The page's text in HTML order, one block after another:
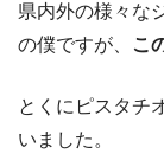
県内外の様々な
の僕ですが、
こ
とくにピスタチ
いました。